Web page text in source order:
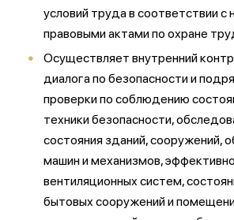
условий труда в соответствии
правовыми актами по охране
Осуществляет внутренний
диалога по безопасности и
проверки по соблюдению
техники безопасности,
состояния зданий, сооружений,
машин и механизмов,
вентиляционных систем,
бытовых сооружений и